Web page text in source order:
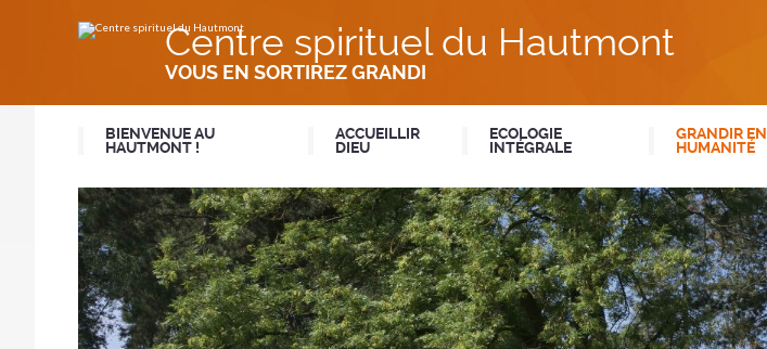
contenu.
Centre spirituel du Hautmont
VOUS EN SORTIREZ GRANDI
BIENVENUE AU
HAUTMONT !
ACCUEILLIR
DIEU
ECOLOGIE
INTÉGRALE
GRANDIR EN
HUMANITÉ